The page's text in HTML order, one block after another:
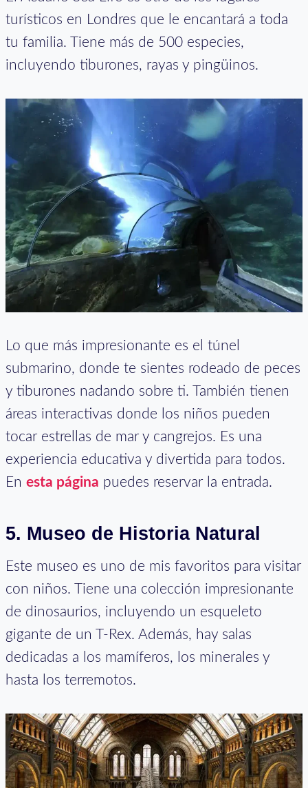
turísticos en Londres que le encantará a toda
tu familia. Tiene más de 500 especies,
incluyendo tiburones, rayas y pingüinos.
Lo que más impresionante es el túnel
submarino, donde te sientes rodeado de peces
y tiburones nadando sobre ti. También tienen
áreas interactivas donde los niños pueden
tocar estrellas de mar y cangrejos. Es una
experiencia educativa y divertida para todos.
En esta página puedes reservar la entrada.
5. Museo de Historia Natural
Este museo es uno de mis favoritos para visitar
con niños. Tiene una colección impresionante
de dinosaurios, incluyendo un esqueleto
gigante de un T-Rex. Además, hay salas
dedicadas a los mamíferos, los minerales y
hasta los terremotos.